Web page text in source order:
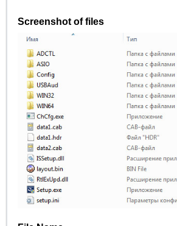
Screenshot of files